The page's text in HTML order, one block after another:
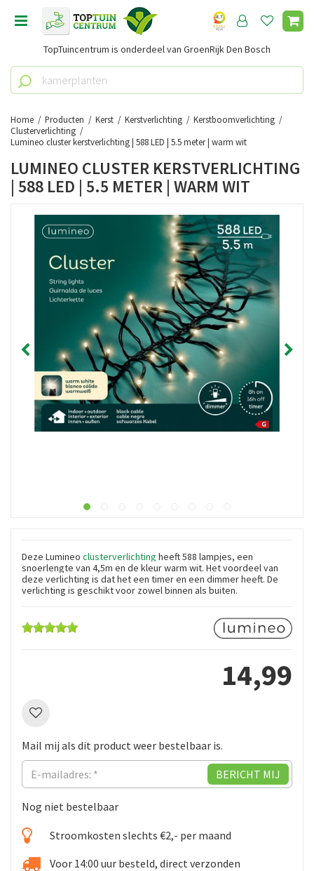
Home Producten Kerst Kerstverlichting
Kerstboomverlichting
Clusterverlichting
Lumineo cluster kerstverlichting | 588 LED | 5.5 meter | warm wit
TopTuincentrum is onderdeel van GroenRijk Den Bosch
LUMINEO CLUSTER KERSTVERLICHTING
| 588 LED | 5.5 METER | WARM WIT
Deze Lumineo clusterverlichting heeft 588 lampjes, een
snoerlengte van 4,5m en de kleur warm wit. Het voordeel van
deze verlichting is dat het een timer en een dimmer heeft. De
verlichting is geschikt voor zowel binnen als buiten.
14,99
Mail mij als dit product weer bestelbaar is.
Nog niet bestelbaar
Stroomkosten slechts €2,- per maand
Voor 14:00 uur besteld, direct verzonden